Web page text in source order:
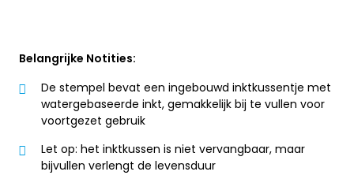
Belangrijke Notities:
De stempel bevat een ingebouwd inktkussentje met
watergebaseerde inkt, gemakkelijk bij te vullen voor
voortgezet gebruik
Let op: het inktkussen is niet vervangbaar, maar
bijvullen verlengt de levensduur